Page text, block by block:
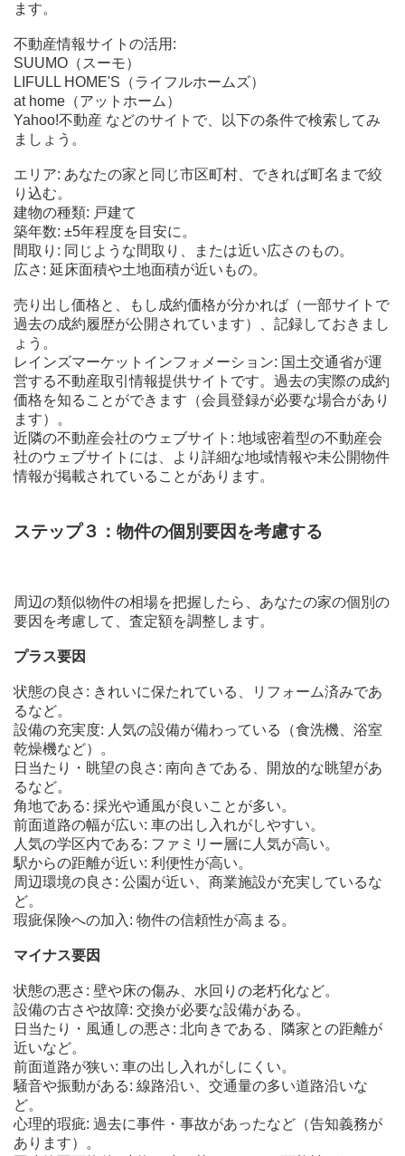
ます。
不動産情報サイトの活用:
SUUMO（スーモ）
LIFULL HOME'S（ライフルホームズ）
at home（アットホーム）
Yahoo!不動産 などのサイトで、以下の条件で検索してみ
ましょう。
エリア: あなたの家と同じ市区町村、できれば町名まで絞
り込む。
建物の種類: 戸建て
築年数: ±5年程度を目安に。
間取り: 同じような間取り、または近い広さのもの。
広さ: 延床面積や土地面積が近いもの。
売り出し価格と、もし成約価格が分かれば（一部サイトで
過去の成約履歴が公開されています）、記録しておきまし
ょう。
レインズマーケットインフォメーション: 国土交通省が運
営する不動産取引情報提供サイトです。過去の実際の成約
価格を知ることができます（会員登録が必要な場合があり
ます）。
近隣の不動産会社のウェブサイト: 地域密着型の不動産会
社のウェブサイトには、より詳細な地域情報や未公開物件
情報が掲載されていることがあります。
ステップ３：物件の個別要因を考慮する
周辺の類似物件の相場を把握したら、あなたの家の個別の
要因を考慮して、査定額を調整します。
プラス要因
状態の良さ: きれいに保たれている、リフォーム済みであ
るなど。
設備の充実度: 人気の設備が備わっている（食洗機、浴室
乾燥機など）。
日当たり・眺望の良さ: 南向きである、開放的な眺望があ
るなど。
角地である: 採光や通風が良いことが多い。
前面道路の幅が広い: 車の出し入れがしやすい。
人気の学区内である: ファミリー層に人気が高い。
駅からの距離が近い: 利便性が高い。
周辺環境の良さ: 公園が近い、商業施設が充実しているな
ど。
瑕疵保険への加入: 物件の信頼性が高まる。
マイナス要因
状態の悪さ: 壁や床の傷み、水回りの老朽化など。
設備の古さや故障: 交換が必要な設備がある。
日当たり・風通しの悪さ: 北向きである、隣家との距離が
近いなど。
前面道路が狭い: 車の出し入れがしにくい。
騒音や振動がある: 線路沿い、交通量の多い道路沿いな
ど。
心理的瑕疵: 過去に事件・事故があったなど（告知義務が
あります）。